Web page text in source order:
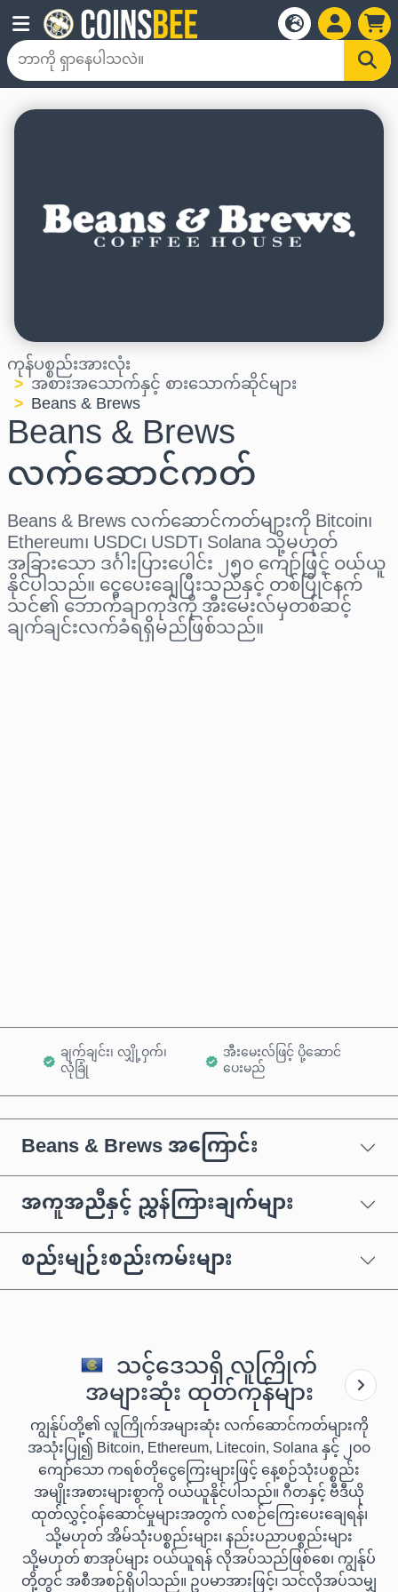
ကုန်ပစ္စည်းအားလုံး
အစားအသောက်နှင့် စားသောက်ဆိုင်များ
Beans & Brews
Beans & Brews
လက်ဆောင်ကတ်
Beans & Brews လက်ဆောင်ကတ်များကို Bitcoin၊
Ethereum၊ USDC၊ USDT၊ Solana သို့မဟုတ်
အခြားသော ဒင်္ဂါးပြားပေါင်း ၂၅၀ ကျော်ဖြင့် ဝယ်ယူ
နိုင်ပါသည်။ ငွေပေးချေပြီးသည်နှင့် တစ်ပြိုင်နက်
သင်၏ ဘောက်ချာကုဒ်ကို အီးမေးလ်မှတစ်ဆင့်
ချက်ချင်းလက်ခံရရှိမည်ဖြစ်သည်။
ချက်ချင်း၊ လျှို့ဝှက်၊
လုံခြုံ
အီးမေးလ်ဖြင့် ပို့ဆောင်
ပေးမည်
Beans & Brews အကြောင်း
အကူအညီနှင့် ညွှန်ကြားချက်များ
စည်းမျဉ်းစည်းကမ်းများ
သင့်ဒေသရှိ လူကြိုက်
အများဆုံး ထုတ်ကုန်များ
ကျွန်ုပ်တို့၏ လူကြိုက်အများဆုံး လက်ဆောင်ကတ်များကို
အသုံးပြု၍ Bitcoin, Ethereum, Litecoin, Solana နှင့် ၂၀၀
ကျော်သော ကရစ်တိုငွေကြေးများဖြင့် နေ့စဉ်သုံးပစ္စည်း
အမျိုးအစားများစွာကို ဝယ်ယူနိုင်ပါသည်။ ဂီတနှင့် ဗီဒီယို
ထုတ်လွှင့်ဝန်ဆောင်မှုများအတွက် လစဉ်ကြေးပေးချေရန်၊
သို့မဟုတ် အိမ်သုံးပစ္စည်းများ၊ နည်းပညာပစ္စည်းများ
သို့မဟုတ် စာအုပ်များ ဝယ်ယူရန် လိုအပ်သည်ဖြစ်စေ၊ ကျွန်ုပ်
တို့တွင် အစီအစဉ်ရှိပါသည်။ ဥပမာအားဖြင့်၊ သင်လိုအပ်သမျှ